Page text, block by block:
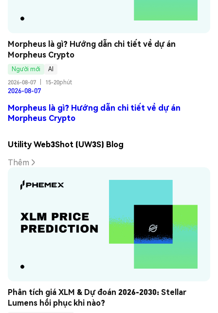
Morpheus là gì? Hướng dẫn chi tiết về dự án
Morpheus Crypto
Người mới
AI
2026-08-07
15-20phút
2026-08-07
Morpheus là gì? Hướng dẫn chi tiết về dự án
Morpheus Crypto
Utility Web3Shot (UW3S) Blog
Thêm
Phân tích giá XLM & Dự đoán 2026-2030: Stellar
Lumens hồi phục khi nào?